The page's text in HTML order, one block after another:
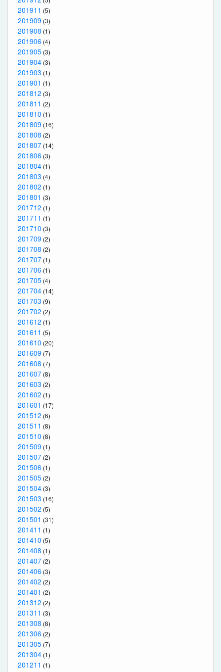
201911 (5)
201909 (3)
201908 (1)
201906 (4)
201905 (3)
201904 (3)
201903 (1)
201901 (1)
201812 (3)
201811 (2)
201810 (1)
201809 (16)
201808 (2)
201807 (14)
201806 (3)
201804 (1)
201803 (4)
201802 (1)
201801 (3)
201712 (1)
201711 (1)
201710 (3)
201709 (2)
201708 (2)
201707 (1)
201706 (1)
201705 (4)
201704 (14)
201703 (9)
201702 (2)
201612 (1)
201611 (5)
201610 (20)
201609 (7)
201608 (7)
201607 (8)
201603 (2)
201602 (1)
201601 (17)
201512 (6)
201511 (8)
201510 (8)
201509 (1)
201507 (2)
201506 (1)
201505 (2)
201504 (3)
201503 (16)
201502 (5)
201501 (31)
201411 (1)
201410 (5)
201408 (1)
201407 (2)
201406 (3)
201402 (2)
201401 (2)
201312 (2)
201311 (3)
201308 (8)
201306 (2)
201305 (7)
201304 (1)
201211 (1)